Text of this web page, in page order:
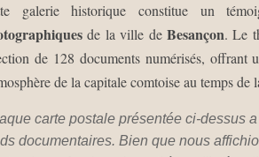
galerie historique constitue un
de la ville de Besançon. Le
de 128 documents numérisés, offrant
de la capitale comtoise au temps de
carte postale présentée ci-dessus
documentaires. Bien que nous